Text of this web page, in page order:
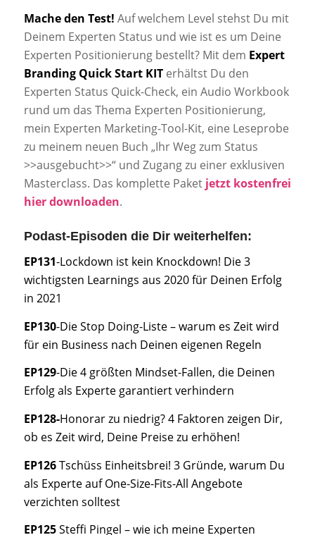
Mache den Test! Auf welchem Level stehst Du mit
Deinem Experten Status und wie ist es um Deine
Experten Positionierung bestellt? Mit dem Expert
Branding Quick Start KITerhältst Du den
Experten Status Quick-Check, ein Audio Workbook
rund um das Thema Experten Positionierung,
mein Experten Marketing-Tool-Kit, eine Leseprobe
zu meinem neuen Buch „Ihr Weg zum Status
>>ausgebucht>>“ und Zugang zu einer exklusiven
Masterclass. Das komplette Paket jetzt kostenfrei
hier downloaden.
Podast-Episoden die Dir weiterhelfen:
EP131-Lockdown ist kein Knockdown! Die 3
wichtigsten Learnings aus 2020 für Deinen Erfolg
in 2021
EP130-Die Stop Doing-Liste – warum es Zeit wird
für ein Business nach Deinen eigenen Regeln
EP129-Die 4 größten Mindset-Fallen, die Deinen
Erfolg als Experte garantiert verhindern
EP128-Honorar zu niedrig? 4 Faktoren zeigen Dir,
ob es Zeit wird, Deine Preise zu erhöhen!
EP126Tschüss Einheitsbrei! 3 Gründe, warum Du
als Experte auf One-Size-Fits-All Angebote
verzichten solltest
EP125Steffi Pingel – wie ich meine Experten